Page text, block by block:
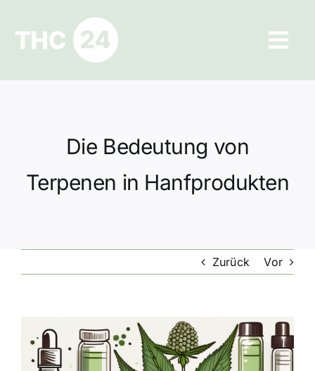
springen
Ratgeber
Datenschutz
Die Bedeutung von
Terpenen in Hanfprodukten
Zurück Vor
grösseres
Bild